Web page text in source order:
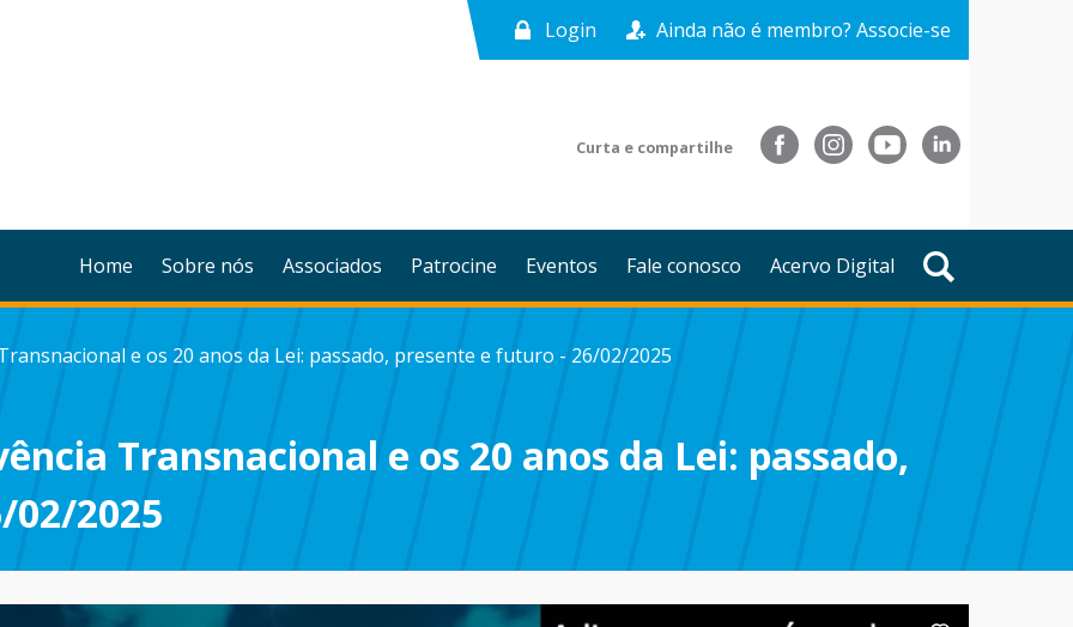
Login Ainda não é membro? Associe-se
Curta e compartilhe
Home Sobre nós Associados Patrocine Eventos Fale conosco Acervo Digital
e os 20 anos da Lei: passado, presente e futuro - 26/02/2025
Transnacional e os 20 anos da Lei: passado,
2025